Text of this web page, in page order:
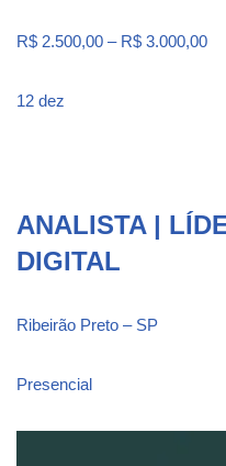
R$ 2.500,00 – R$ 3.000,00
12 dez
ANALISTA |
DIGITAL
Ribeirão Preto – SP
Presencial